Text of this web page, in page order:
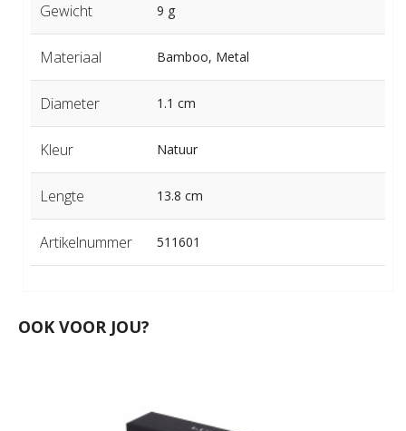
Gewicht 9 g
Materiaal Bamboo, Metal
Diameter 1.1 cm
Kleur Natuur
Lengte 13.8 cm
Artikelnummer 511601
OOK VOOR JOU?